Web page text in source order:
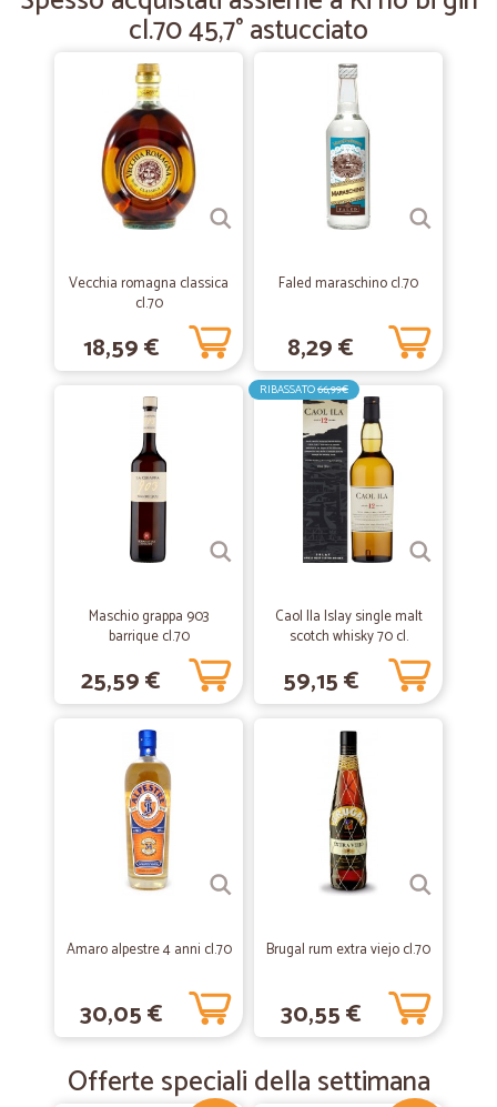
ottimo venditore ......
ottimo venditore ......
—Alessandra R.
Sono soddisfatta bravi
31/05/2021
Claudio maria M.
Acquisti facili
Acquisti facili, buoni prodotti, ottima spedizione.
—
Ottimo rapporto qualità prezzo consegna…
Ottimo rapporto qualità prezzo consegna immediata grazie
24/05/2020
Consigliato
Vasta scelta, spedizione veloce, gradevole sorpresa.
Ottimo servizio
Ottimo servizio, formaggi buoni, frutta non buona, mi è arrivata, mille,
Giovanni P.
Ottimo consegna veloce tutto perfetto
cl.70 45,7° astucciato
Vecchia romagna classica
cl.70
18,59 €
Faled maraschino cl.70
8,29 €
Maschio grappa 903
barrique cl.70
25,59 €
RIBASSATO66,99€
Caol Ila Islay single malt
scotch whisky 70 cl.
59,15 €
Amaro alpestre 4 anni cl.70
30,05 €
Brugal rum extra viejo cl.70
30,55 €
Offerte speciali della settimana